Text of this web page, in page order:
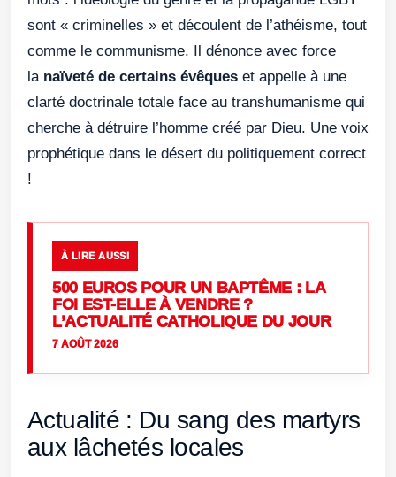
sont « criminelles » et découlent de l’athéisme, tout
comme le communisme. Il dénonce avec force
la naïveté de certains évêques et appelle à une
clarté doctrinale totale face au transhumanisme qui
cherche à détruire l’homme créé par Dieu. Une voix
prophétique dans le désert du politiquement correct
!
À LIRE AUSSI
500 EUROS POUR UN BAPTÊME : LA
FOI EST-ELLE À VENDRE ?
L’ACTUALITÉ CATHOLIQUE DU JOUR
7 AOÛT 2026
Actualité : Du sang des martyrs
aux lâchetés locales